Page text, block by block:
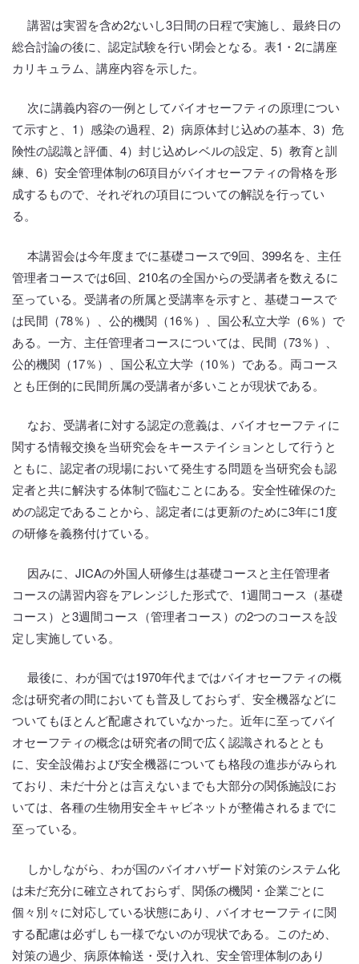
講習は実習を含め2ないし3日間の日程で実施し、最終日の
総合討論の後に、認定試験を行い閉会となる。表1・2に講座
カリキュラム、講座内容を示した。
次に講義内容の一例としてバイオセーフティの原理につい
て示すと、1）感染の過程、2）病原体封じ込めの基本、3）危
険性の認識と評価、4）封じ込めレベルの設定、5）教育と訓
練、6）安全管理体制の6項目がバイオセーフティの骨格を形
成するもので、それぞれの項目についての解説を行ってい
る。
本講習会は今年度までに基礎コースで9回、399名を、主任
管理者コースでは6回、210名の全国からの受講者を数えるに
至っている。受講者の所属と受講率を示すと、基礎コースで
は民間（78％）、公的機関（16％）、国公私立大学（6％）で
ある。一方、主任管理者コースについては、民間（73％）、
公的機関（17％）、国公私立大学（10％）である。両コース
とも圧倒的に民間所属の受講者が多いことが現状である。
なお、受講者に対する認定の意義は、バイオセーフティに
関する情報交換を当研究会をキーステイションとして行うと
ともに、認定者の現場において発生する問題を当研究会も認
定者と共に解決する体制で臨むことにある。安全性確保のた
めの認定であることから、認定者には更新のために3年に1度
の研修を義務付けている。
因みに、JICAの外国人研修生は基礎コースと主任管理者
コースの講習内容をアレンジした形式で、1週間コース（基礎
コース）と3週間コース（管理者コース）の2つのコースを設
定し実施している。
最後に、わが国では1970年代まではバイオセーフティの概
念は研究者の間においても普及しておらず、安全機器などに
ついてもほとんど配慮されていなかった。近年に至ってバイ
オセーフティの概念は研究者の間で広く認識されるととも
に、安全設備および安全機器についても格段の進歩がみられ
ており、未だ十分とは言えないまでも大部分の関係施設にお
いては、各種の生物用安全キャビネットが整備されるまでに
至っている。
しかしながら、わが国のバイオハザード対策のシステム化
は未だ充分に確立されておらず、関係の機関・企業ごとに
個々別々に対応している状態にあり、バイオセーフティに関
する配慮は必ずしも一様でないのが現状である。このため、
対策の過少、病原体輸送・受け入れ、安全管理体制のあり